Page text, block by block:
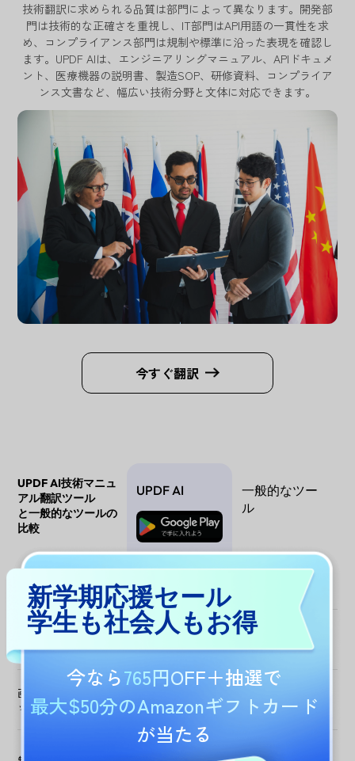
技術翻訳に求められる品質は部門によって異なります。開発部
門は技術的な正確さを重視し、IT部門はAPI用語の一貫性を求
め、コンプライアンス部門は規制や標準に沿った表現を確認し
ます。UPDF AIは、エンジニアリングマニュアル、APIドキュメ
ント、医療機器の説明書、製造SOP、研修資料、コンプライア
ンス文書など、幅広い技術分野と文体に対応できます。
今すぐ翻訳
UPDF AI技術マニュ
アル翻訳ツール
と一般的なツールの
比較
UPDF AI
無料ダウンロー
ド
一般的なツー
ル
プライバシーを重視し
た利用環境
データ販売や不明瞭
なトラッキングなし
提供元によって異な
大容量の技術文書への
画像・スクリーンショ
ットの翻訳
試用に制限あり、ま
新学期応援セール
学生も社会人もお得
今なら765円OFF＋抽選で
最大$50分のAmazonギフトカード
が当たる